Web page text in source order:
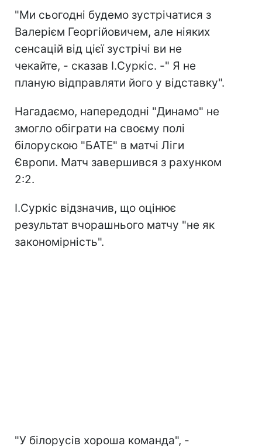
"Ми сьогодні будемо зустрічатися з
Валерієм Георгійовичем, але ніяких
сенсацій від цієї зустрічі ви не
чекайте, - сказав І.Суркіс. -" Я не
планую відправляти його у відставку".
Нагадаємо, напередодні "Динамо" не
змогло обіграти на своєму полі
білорускою "БАТЕ" в матчі Ліги
Європи. Матч завершився з рахунком
2:2.
І.Суркіс відзначив, що оцінює
результат вчорашнього матчу "не як
закономірність".
"У білорусів хороша команда", -